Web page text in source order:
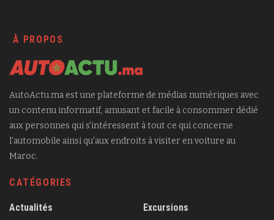
À PROPOS
AutoActu.ma est une plateforme de médias numériques avec
un contenu informatif, amusant et facile à consommer dédié
aux personnes qui s'intéressent à tout ce qui concerne
l'automobile ainsi qu'aux endroits à visiter en voiture au
Maroc.
CATÉGORIES
Actualités
Excursions